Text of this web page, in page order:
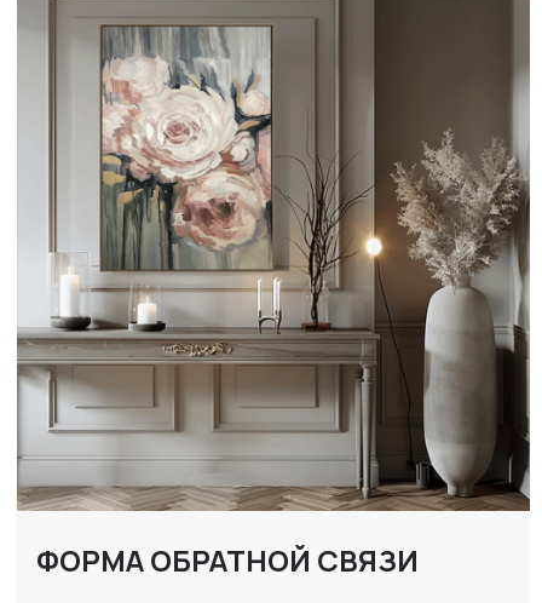
+7
Я ДАЮ СОГЛАСИЕ НА ОБРАБОТКУ
ПЕРСОНАЛЬНЫХ ДАННЫХ И СОГЛАСЕН С
ПОЛИТИКОЙ КОНФИДЕНЦИАЛЬНОСТИ
ДАННЫХ
ОТПРАВИТЬ